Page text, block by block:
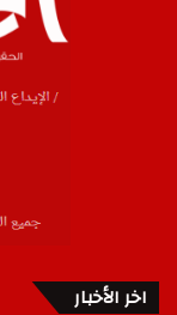
اخر الأخبار